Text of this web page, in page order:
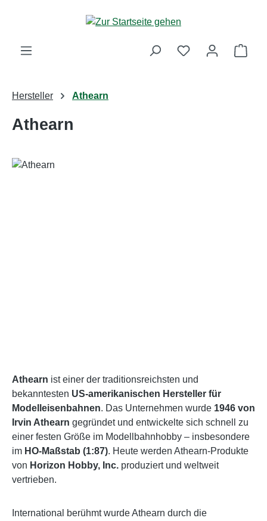
Zum Hauptinhalt springen
Hersteller Athearn
Athearn
Athearn ist einer der traditionsreichsten und
bekanntesten US-amerikanischen Hersteller für
Modelleisenbahnen. Das Unternehmen wurde 1946 von
Irvin Athearn gegründet und entwickelte sich schnell zu
einer festen Größe im Modellbahnhobby – insbesondere
im HO-Maßstab (1:87). Heute werden Athearn-Produkte
von Horizon Hobby, Inc. produziert und weltweit
vertrieben.
International berühmt wurde Athearn durch die